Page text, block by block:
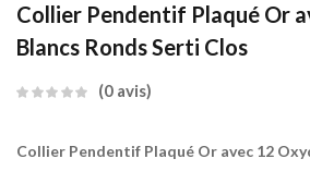
Collier Pendentif Plaqué Or
Blancs Ronds Serti Clos
0 avis
Collier Pendentif Plaqué Or avec 12